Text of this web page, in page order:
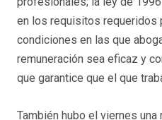
en los requisitos requeridos
condiciones en las que
remuneración sea eficaz y
que garantice que el que
También hubo el viernes